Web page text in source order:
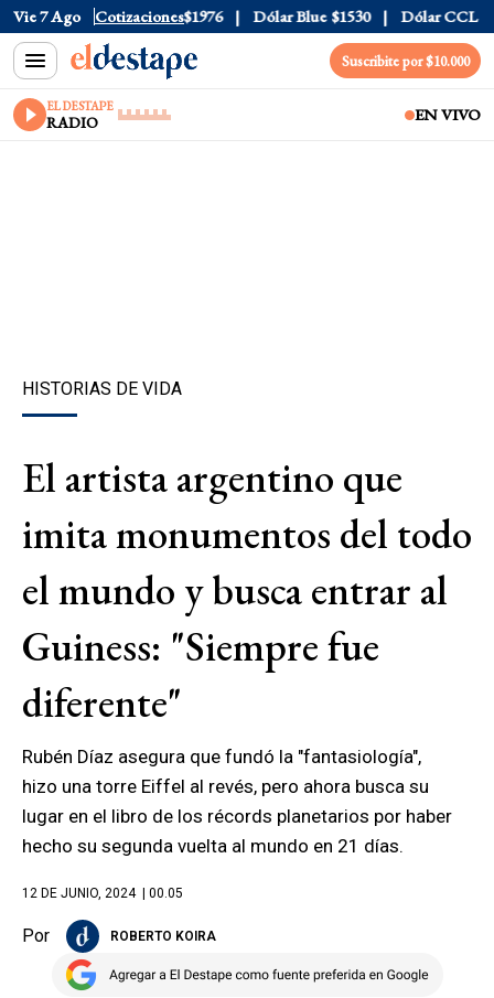
Vie 7 Ago Cotizaciones
Dólar Tarjeta $1976 Dólar Blue $1530 Dólar CCL
Suscribite por $10.000
EL DESTAPE
RADIO EN VIVO
HISTORIAS DE VIDA
El artista argentino que
imita monumentos del todo
el mundo y busca entrar al
Guiness: "Siempre fue
diferente"
Rubén Díaz asegura que fundó la "fantasiología",
hizo una torre Eiffel al revés, pero ahora busca su
lugar en el libro de los récords planetarios por haber
hecho su segunda vuelta al mundo en 21 días.
12 DE JUNIO, 2024 | 00.05
Por ROBERTO KOIRA